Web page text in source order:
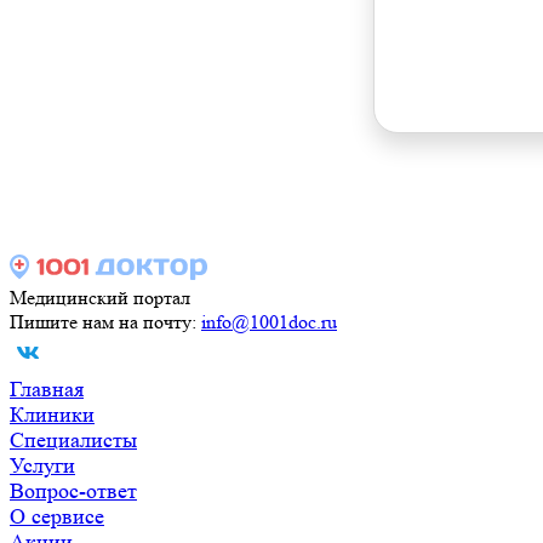
Медицинский портал
Пишите нам на почту: info@1001doc.ru
Главная
Клиники
Специалисты
Услуги
Вопрос-ответ
О сервисе